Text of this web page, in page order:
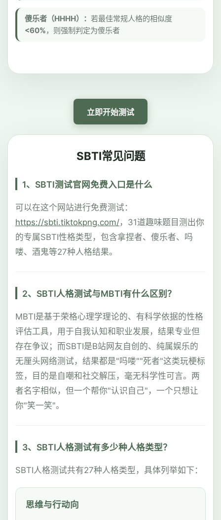
傻乐者（HHHH）： 若最佳常规人格的相似度
<60%，则强制判定为傻乐者
立即开始测试
SBTI常见问题
1、SBTI测试官网免费入口是什么
可以在这个网站进行免费测试：
https://sbti.tiktokpng.com/，31道趣味题目测出你
的专属SBTI性格类型，包含拿捏者、傻乐者、吗
喽、酒鬼等27种人格结果。
2、SBTI人格测试与MBTI有什么区别？
MBTI是基于荣格心理学理论的、有科学依据的性格
评估工具，用于自我认知和职业发展，结果专业但
存在争议；而SBTI是B站网友自创的、纯属娱乐的
无厘头网络测试，结果都是"吗喽""死者"这类玩梗标
签，目的是自嘲和社交解压，毫无科学性可言。两
者名字相似，但一个帮你"认识自己"，一个只想让
你"笑一笑"。
3、SBTI人格测试有多少种人格类型？
SBTI人格测试共有27种人格类型，具体列举如下：
思维与行动向